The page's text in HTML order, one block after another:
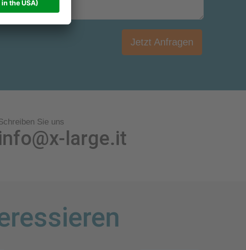
Jetzt Anfragen
Sie uns
large.it